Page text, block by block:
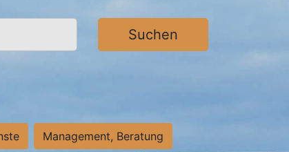
Suchen
Management, Beratung